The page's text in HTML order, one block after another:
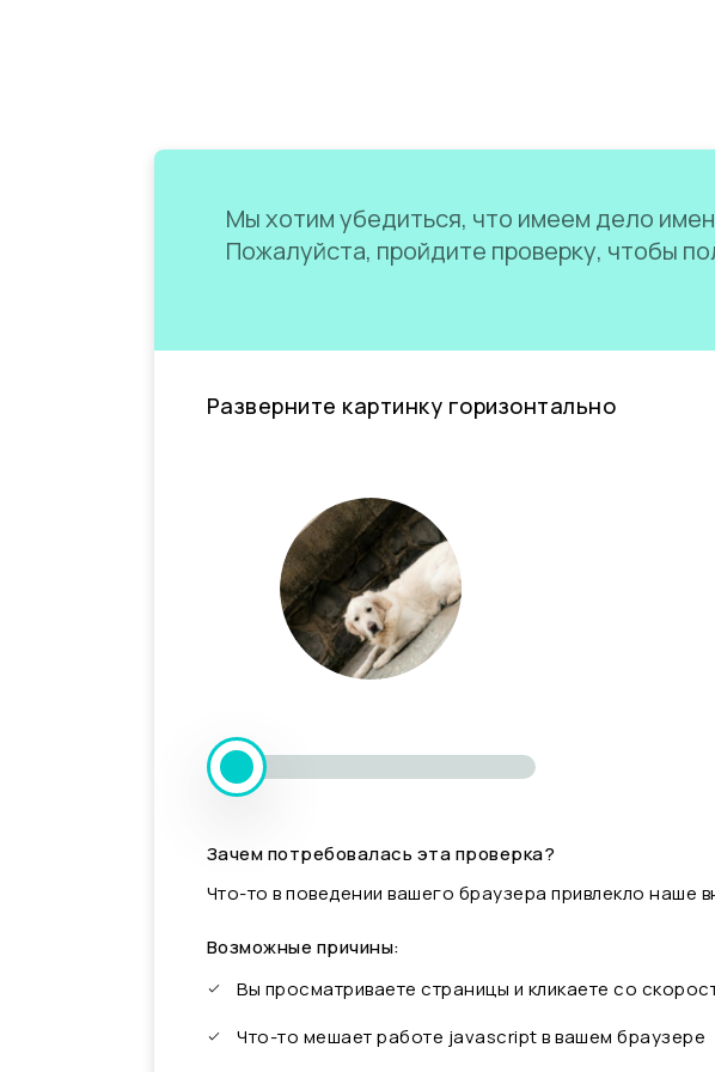
Мы хотим убедиться, что имеем дело
Пожалуйста, пройдите проверку, чтобы
Разверните картинку горизонтально
Зачем потребовалась эта проверка?
Что-то в поведении вашего браузера привлекло наше
Возможные причины:
Вы просматриваете страницы и кликаете со
Что-то мешает работе javascript в вашем браузере